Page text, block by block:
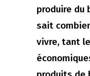
produire du
sait
vivre, tant